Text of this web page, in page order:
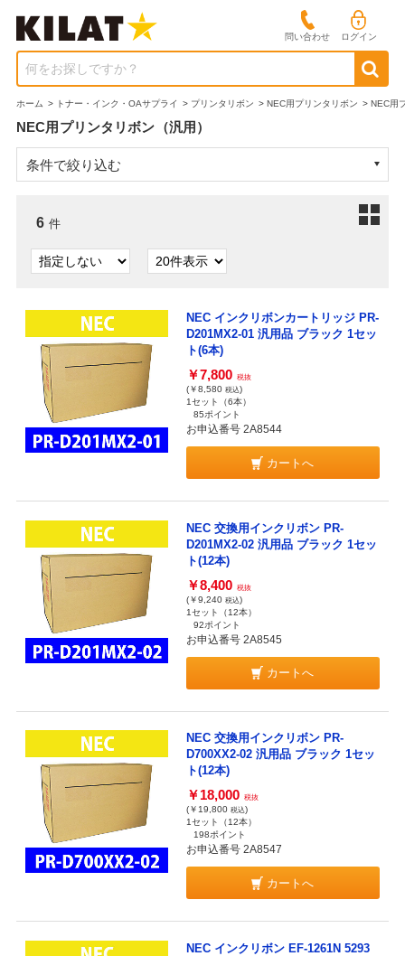
問い合わせ ログイン
何をお探しですか？
ホーム > トナー・インク・OAサプライ > プリンタリボン > NEC用プリンタリボン > NEC用
NEC用プリンタリボン（汎用）
条件で絞り込む
6 件
NEC インクリボンカートリッジ PR-
D201MX2-01 汎用品 ブラック 1セッ
ト(6本)
￥7,800 税抜
(￥8,580 税込)
1セット（6本）
85ポイント
お申込番号 2A8544
カートへ
NEC 交換用インクリボン PR-
D201MX2-02 汎用品 ブラック 1セッ
ト(12本)
￥8,400 税抜
(￥9,240 税込)
1セット（12本）
92ポイント
お申込番号 2A8545
カートへ
NEC 交換用インクリボン PR-
D700XX2-02 汎用品 ブラック 1セッ
ト(12本)
￥18,000 税抜
(￥19,800 税込)
1セット（12本）
198ポイント
お申込番号 2A8547
カートへ
NEC インクリボン EF-1261N 5293